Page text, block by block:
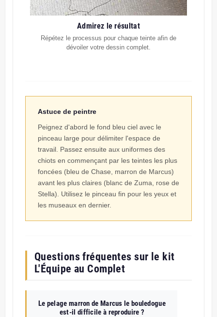
Admirez le résultat
Répétez le processus pour chaque teinte afin de
dévoiler votre dessin complet.
Astuce de peintre
Peignez d'abord le fond bleu ciel avec le
pinceau large pour délimiter l'espace de
travail. Passez ensuite aux uniformes des
chiots en commençant par les teintes les plus
foncées (bleu de Chase, marron de Marcus)
avant les plus claires (blanc de Zuma, rose de
Stella). Utilisez le pinceau fin pour les yeux et
les museaux en dernier.
Questions fréquentes sur le kit
L'Équipe au Complet
Le pelage marron de Marcus le bouledogue
est-il difficile à reproduire ?